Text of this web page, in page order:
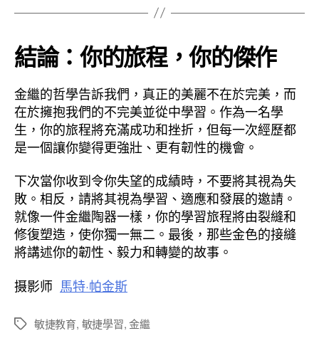
結論：你的旅程，你的傑作
金繼的哲學告訴我們，真正的美麗不在於完美，而
在於擁抱我們的不完美並從中學習。作為一名學
生，你的旅程將充滿成功和挫折，但每一次經歷都
是一個讓你變得更強壯、更有韌性的機會。
下次當你收到令你失望的成績時，不要將其視為失
敗。相反，請將其視為學習、適應和發展的邀請。
就像一件金繼陶器一樣，你的學習旅程將由裂縫和
修復塑造，使你獨一無二。最後，那些金色的接縫
將講述你的韌性、毅力和轉變的故事。
摄影师 馬特·帕金斯
標
敏捷教育, 敏捷學習,金繼